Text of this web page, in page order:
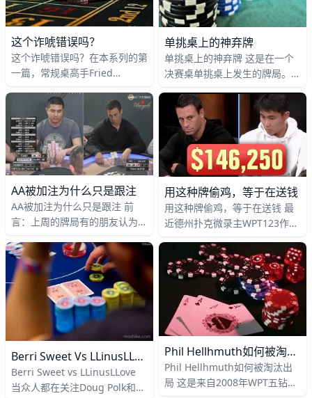
这个诈唬错误吗？
这个诈唬错误吗？在本系列的第
一篇，常规桌高手Fried
破灭的同花听牌。但他用两个巨
大的超额下注迫使对手弃
单挑桌上的神弃牌
单挑桌上的神弃牌 这是在一个
决赛桌单挑桌上发生的牌局。
Max Altergott。 过程 当时的
盲注为50,000/100,00
AA被加注为什么只是跟注
AA被加注为什么只是跟注 前
言：上周的牌局有的朋友认为
这后续，但这是站在上帝视角知
道Andy是弱牌而不是AA
用这种牌偷鸡，等于在送钱
‍用这种牌偷鸡，等于在送钱 最
近德州扑克微录主WPT123作客
秀，与众多扑克名人同场竞技。
不幸的是，他的左边坐
Berri Sweet Vs LLinusLLove
Berri Sweet vs LLinusLLove
当众人都在关注Doug Polk和
Phil Hellhmuth如何被淘汰出局
Phil Hellhmuth如何被淘汰出
局 这是来自2008年WPT五钻世